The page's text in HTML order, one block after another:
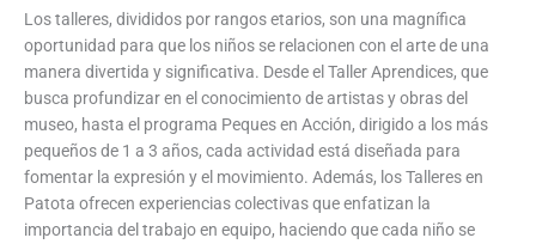
Los talleres, divididos por rangos etarios, son una magnífica
oportunidad para que los niños se relacionen con el arte de una
manera divertida y significativa. Desde el Taller Aprendices, que
busca profundizar en el conocimiento de artistas y obras del
museo, hasta el programa Peques en Acción, dirigido a los más
pequeños de 1 a 3 años, cada actividad está diseñada para
fomentar la expresión y el movimiento. Además, los Talleres en
Patota ofrecen experiencias colectivas que enfatizan la
importancia del trabajo en equipo, haciendo que cada niño se